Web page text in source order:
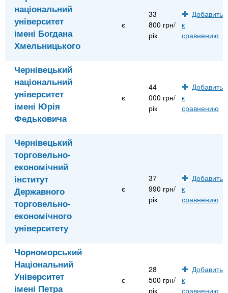
національний
університет
імені Богдана
Хмельницького
є
33
800 грн/
рік
Добавить
к
сравнению
Чернівецький
національний
університет
імені Юрія
Федьковича
є
44
000 грн/
рік
Добавить
к
сравнению
Чернівецький
торговельно-
економічний
інститут
Державного
торговельно-
економічного
університету
є
37
990 грн/
рік
Добавить
к
сравнению
Чорноморський
Національний
Університет
імені Петра
є
28
500 грн/
рік
Добавить
к
сравнению